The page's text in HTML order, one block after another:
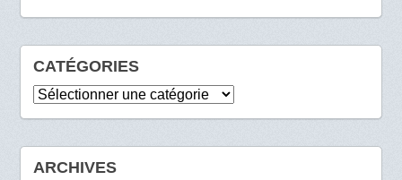
CATÉGORIES
Catégories
ARCHIVES